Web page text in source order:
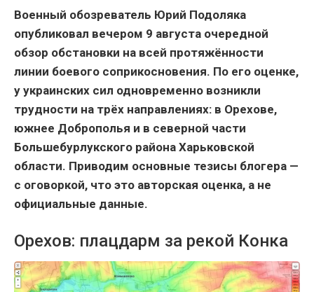
Военный обозреватель Юрий Подоляка
опубликовал вечером 9 августа очередной
обзор обстановки на всей протяжённости
линии боевого соприкосновения. По его оценке,
у украинских сил одновременно возникли
трудности на трёх направлениях: в Орехове,
южнее Доброполья и в северной части
Большебурлукского района Харьковской
области. Приводим основные тезисы блогера —
с оговоркой, что это авторская оценка, а не
официальные данные.
Орехов: плацдарм за рекой Конка